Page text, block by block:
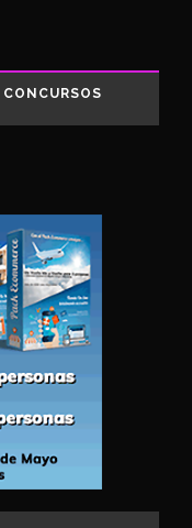
CONCURSOS